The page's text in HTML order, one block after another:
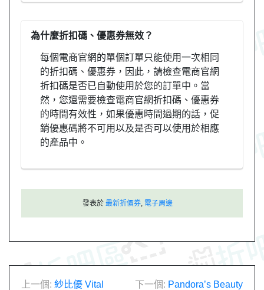
為什麼折扣碼、優惠券無效？
每個電商官網的單個訂單只能使用一次相同
的折扣碼、優惠券，因此，請檢查電商官網
折扣碼是否已自動使用於您的訂單中。當
然，您還需要檢查電商官網折扣碼、優惠券
的時間有效性，如果優惠時間過期的話，促
銷優惠碼將不可用以及是否可以使用於相應
的產品中。
發表於 最新折價券 電子周邊
上一個: 紗比優 Vital
下一個: Pandora’s Beauty